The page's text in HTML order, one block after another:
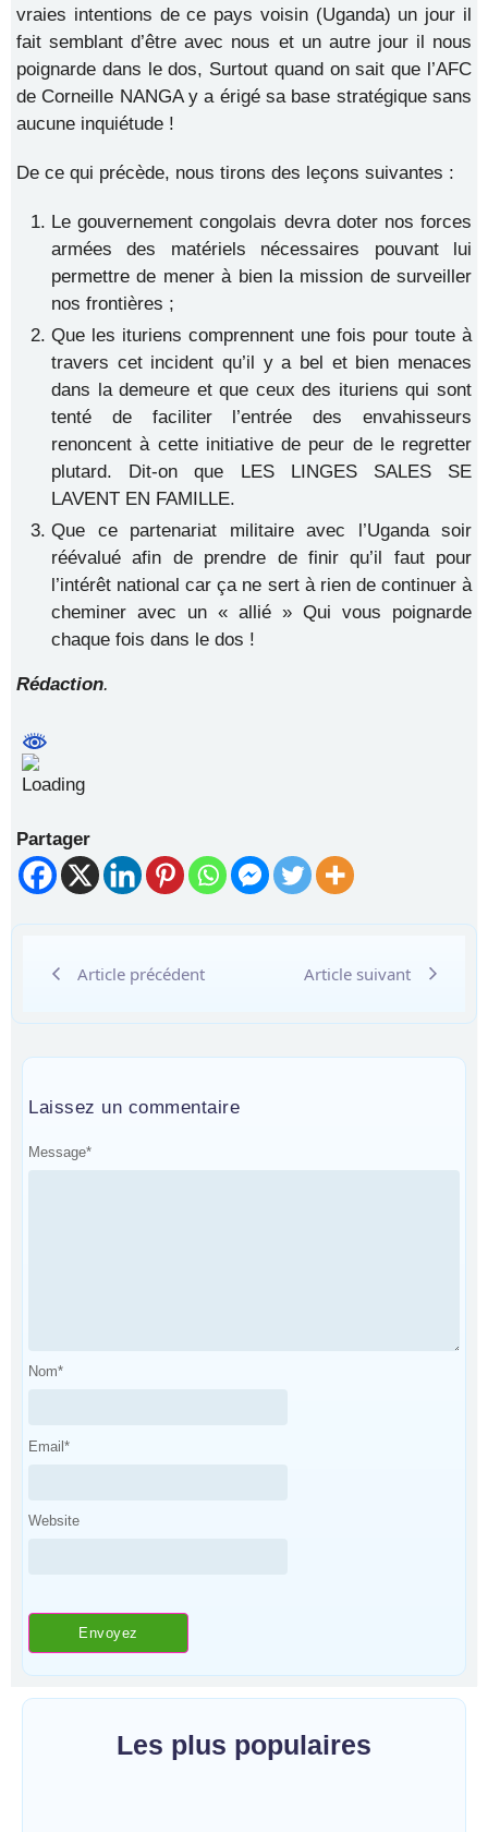
vraies intentions de ce pays voisin (Uganda) un jour il
fait semblant d’être avec nous et un autre jour il nous
poignarde dans le dos, Surtout quand on sait que l’AFC
de Corneille NANGA y a érigé sa base stratégique sans
aucune inquiétude !
De ce qui précède, nous tirons des leçons suivantes :
Le gouvernement congolais devra doter nos forces
armées des matériels nécessaires pouvant lui
permettre de mener à bien la mission de surveiller
nos frontières ;
Que les ituriens comprennent une fois pour toute à
travers cet incident qu’il y a bel et bien menaces
dans la demeure et que ceux des ituriens qui sont
tenté de faciliter l’entrée des envahisseurs
renoncent à cette initiative de peur de le regretter
plutard. Dit-on que LES LINGES SALES SE
LAVENT EN FAMILLE.
Que ce partenariat militaire avec l’Uganda soir
réévalué afin de prendre de finir qu’il faut pour
l’intérêt national car ça ne sert à rien de continuer à
cheminer avec un « allié » Qui vous poignarde
chaque fois dans le dos !
Rédaction.
Partager
Article précédent Article suivant
Laissez un commentaire
Message*
Nom*
Email*
Website
Les plus populaires